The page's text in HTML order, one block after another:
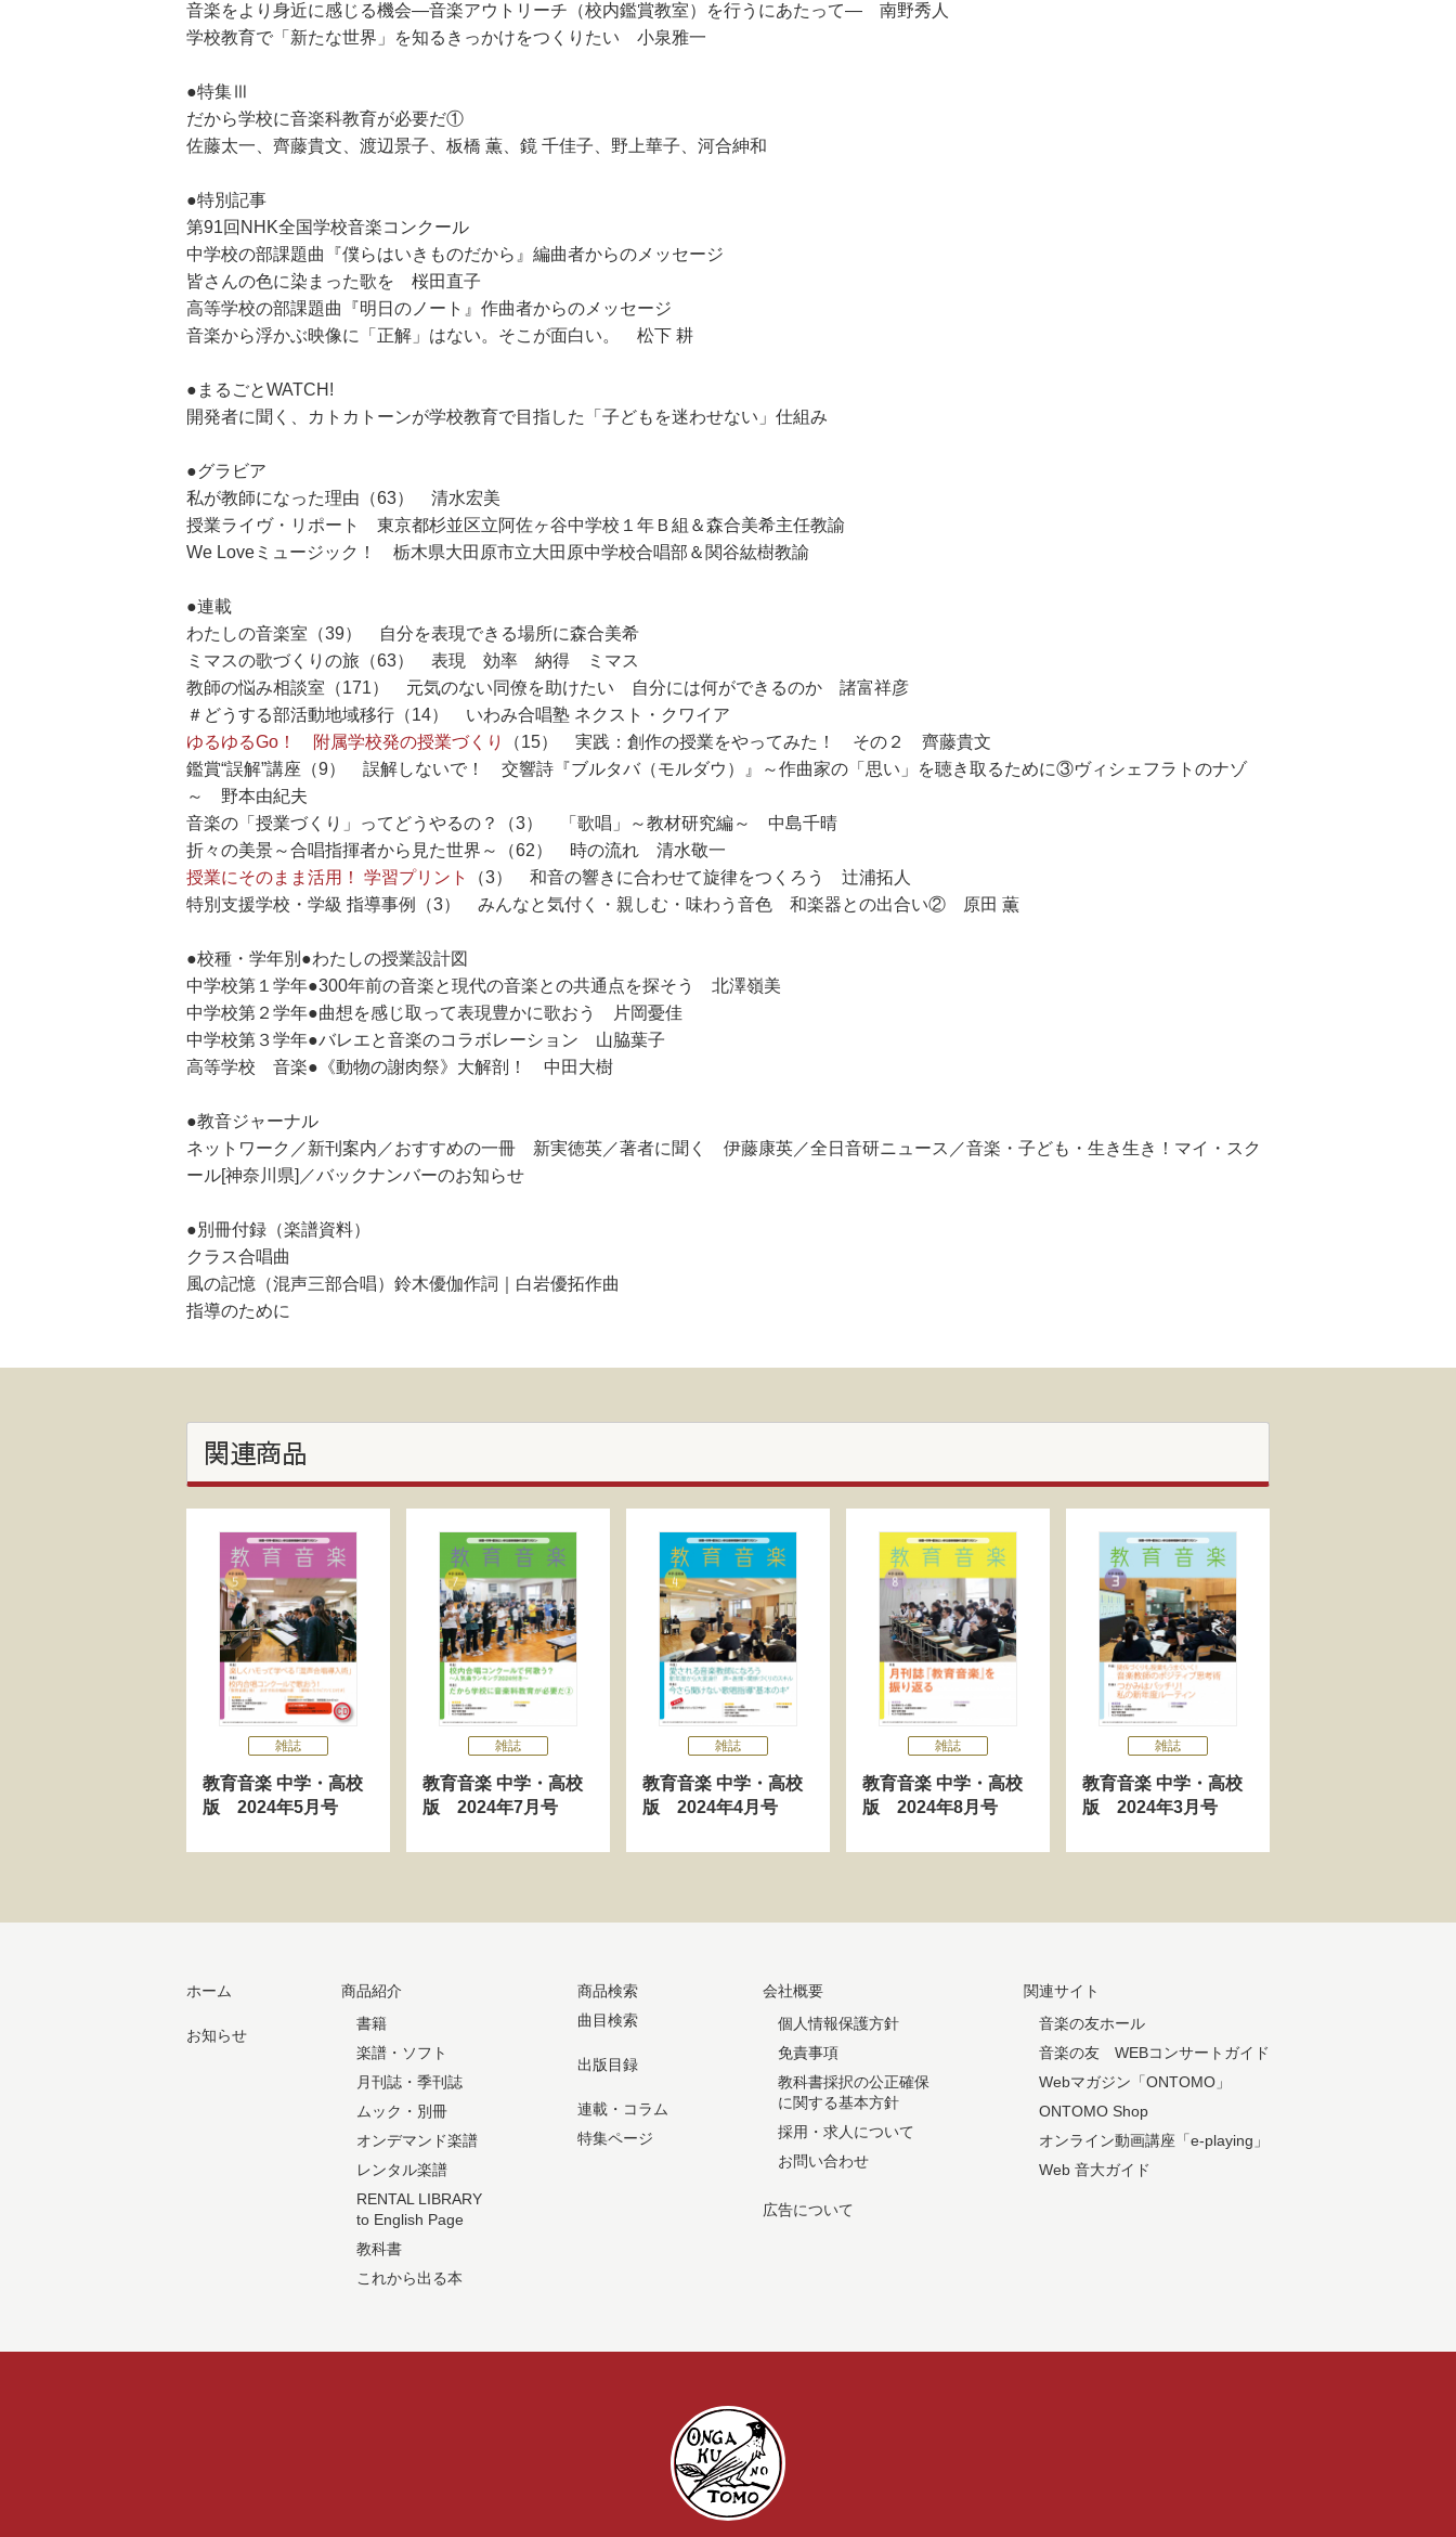
音楽をより身近に感じる機会―音楽アウトリーチ（校内鑑賞教室）を行うにあたって― 南野秀人
学校教育で「新たな世界」を知るきっかけをつくりたい 小泉雅一
●特集Ⅲ
だから学校に音楽科教育が必要だ①
佐藤太一、齊藤貴文、渡辺景子、板橋 薫、鏡 千佳子、野上華子、河合紳和
●特別記事
第91回NHK全国学校音楽コンクール
中学校の部課題曲『僕らはいきものだから』編曲者からのメッセージ
皆さんの色に染まった歌を 桜田直子
高等学校の部課題曲『明日のノート』作曲者からのメッセージ
音楽から浮かぶ映像に「正解」はない。そこが面白い。 松下 耕
●まるごとWATCH!
開発者に聞く、カトカトーンが学校教育で目指した「子どもを迷わせない」仕組み
●グラビア
私が教師になった理由（63） 清水宏美
授業ライヴ・リポート 東京都杉並区立阿佐ヶ谷中学校１年Ｂ組＆森合美希主任教諭
We Loveミュージック！ 栃木県大田原市立大田原中学校合唱部＆関谷紘樹教諭
●連載
わたしの音楽室（39） 自分を表現できる場所に森合美希
ミマスの歌づくりの旅（63） 表現 効率 納得 ミマス
教師の悩み相談室（171） 元気のない同僚を助けたい 自分には何ができるのか 諸富祥彦
＃どうする部活動地域移行（14） いわみ合唱塾 ネクスト・クワイア
ゆるゆるGo！ 附属学校発の授業づくり
（15） 実践：創作の授業をやってみた！ その２ 齊藤貴文
鑑賞“誤解”講座（9） 誤解しないで！ 交響詩『ブルタバ（モルダウ）』～作曲家の「思い」を聴き取るために③ヴィシェフラトのナゾ
～ 野本由紀夫
音楽の「授業づくり」ってどうやるの？（3） 「歌唱」～教材研究編～ 中島千晴
折々の美景～合唱指揮者から見た世界～（62） 時の流れ 清水敬一
授業にそのまま活用！ 学習プリント
（3） 和音の響きに合わせて旋律をつくろう 辻浦拓人
特別支援学校・学級 指導事例（3） みんなと気付く・親しむ・味わう音色 和楽器との出合い② 原田 薫
●校種・学年別●わたしの授業設計図
中学校第１学年●300年前の音楽と現代の音楽との共通点を探そう 北澤嶺美
中学校第２学年●曲想を感じ取って表現豊かに歌おう 片岡憂佳
中学校第３学年●バレエと音楽のコラボレーション 山脇葉子
高等学校 音楽●《動物の謝肉祭》大解剖！ 中田大樹
●教音ジャーナル
ネットワーク／新刊案内／おすすめの一冊 新実徳英／著者に聞く 伊藤康英／全日音研ニュース／音楽・子ども・生き生き！マイ・スク
ール[神奈川県]／バックナンバーのお知らせ
●別冊付録（楽譜資料）
クラス合唱曲
風の記憶（混声三部合唱）鈴木優伽作詞｜白岩優拓作曲
指導のために
関連商品
雑誌
教育音楽 中学・高校
版 2024年5月号
雑誌
教育音楽 中学・高校
版 2024年7月号
雑誌
教育音楽 中学・高校
版 2024年4月号
雑誌
教育音楽 中学・高校
版 2024年8月号
雑誌
教育音楽 中学・高校
版 2024年3月号
ホーム
お知らせ
商品紹介
書籍
楽譜・ソフト
月刊誌・季刊誌
ムック・別冊
オンデマンド楽譜
レンタル楽譜
RENTAL LIBRARY
to English Page
教科書
これから出る本
商品検索
曲目検索
出版目録
連載・コラム
特集ページ
会社概要
個人情報保護方針
免責事項
教科書採択の公正確保
に関する基本方針
採用・求人について
お問い合わせ
広告について
関連サイト
音楽の友ホール
音楽の友 WEBコンサートガイド
Webマガジン「ONTOMO」
ONTOMO Shop
オンライン動画講座「e-playing」
Web 音大ガイド